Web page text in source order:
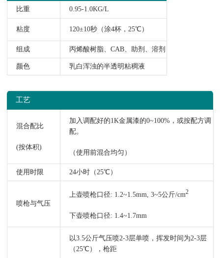
比重 0.95-1.0KG/L
粘度 120±10秒（涂4杯，25℃）
组成 丙烯酸树脂、CAB、助剂、溶剂
颜色 乳白浑浊的半透明粘稠液
工艺
混合配比
(按体积)
加入调配好的1K金属漆的0~100%，或按配方调
配。
（使用前混合均匀）
使用时限 24小时（25℃）
喷枪与气压
上壶喷枪口径: 1.2~1.5mm, 3~5公斤/cm2
下壶喷枪口径: 1.4~1.7mm
以3.5公斤气压喷2-3层单喷，挥发时间为2-3层
（25℃），枪距